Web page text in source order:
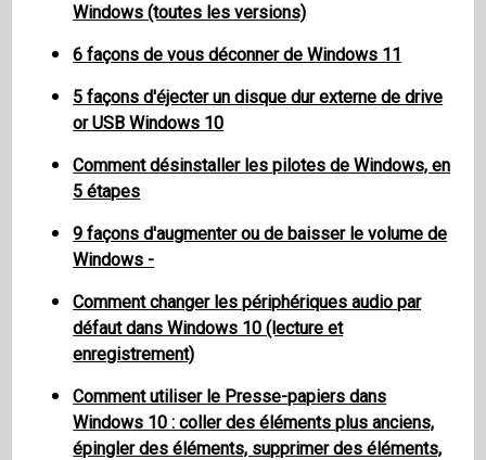
Windows (toutes les versions)
6 façons de vous déconner de Windows 11
5 façons d'éjecter un disque dur externe de drive
or USB Windows 10
Comment désinstaller les pilotes de Windows, en
5 étapes
9 façons d'augmenter ou de baisser le volume de
Windows -
Comment changer les périphériques audio par
défaut dans Windows 10 (lecture et
enregistrement)
Comment utiliser le Presse-papiers dans
Windows 10 : coller des éléments plus anciens,
épingler des éléments, supprimer des éléments,